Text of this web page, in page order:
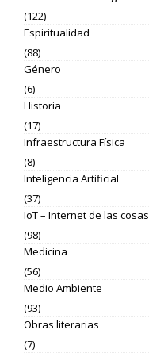
(122)
Espiritualidad
(88)
Género
(6)
Historia
(17)
Infraestructura Física
(8)
Inteligencia Artificial
(37)
IoT – Internet de las cosas
(98)
Medicina
(56)
Medio Ambiente
(93)
Obras literarias
(7)